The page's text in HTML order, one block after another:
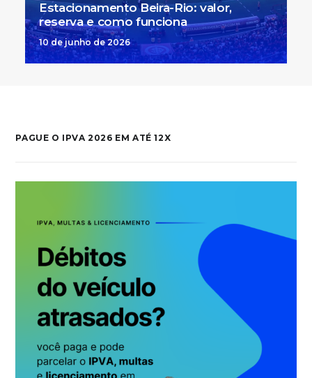
Estacionamento Beira-Rio: valor,
reserva e como funciona
10 de junho de 2026
PAGUE O IPVA 2026 EM ATÉ 12X